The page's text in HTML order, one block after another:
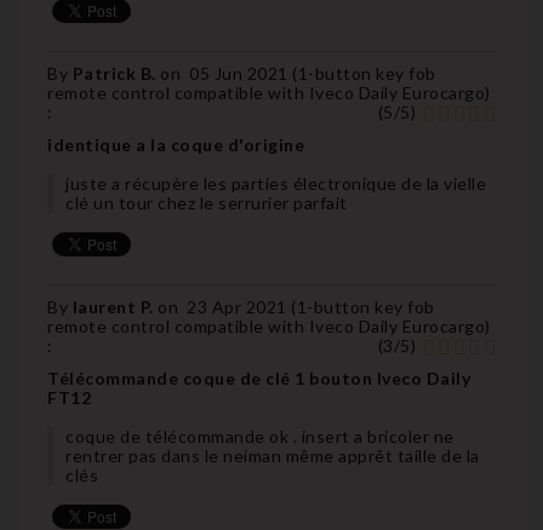
By Patrick B. on 05 Jun 2021 (1-button key fob
remote control compatible with Iveco Daily Eurocargo)
:
(5/5)
identique a la coque d'origine
juste a récupère les parties électronique de la vielle
clé un tour chez le serrurier parfait
By laurent P. on 23 Apr 2021 (1-button key fob
remote control compatible with Iveco Daily Eurocargo)
:
(3/5)
Télécommande coque de clé 1 bouton Iveco Daily
FT12
coque de télécommande ok . insert a bricoler ne
rentrer pas dans le neiman même apprêt taille de la
clés